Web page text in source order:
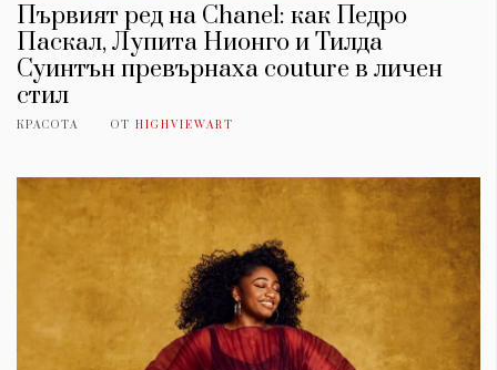
Първият ред на Chanel: как Педро
Паскал, Лупита Нионго и Тилда
Суинтън превърнаха couture в личен
стил
КРАСОТА ОТ HIGHVIEWART